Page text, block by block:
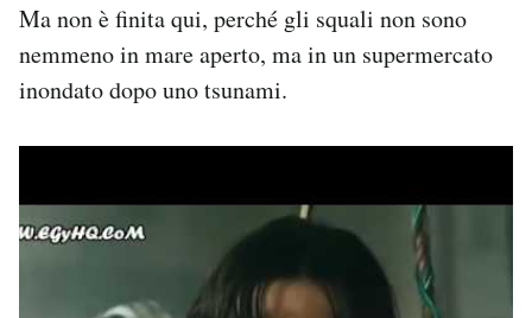
Ma non è finita qui, perché gli squali non sono
nemmeno in mare aperto, ma in un supermercato
inondato dopo uno tsunami.